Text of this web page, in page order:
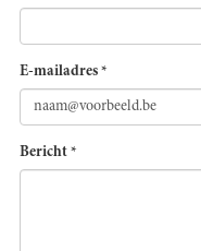
E-mailadres *
Bericht *